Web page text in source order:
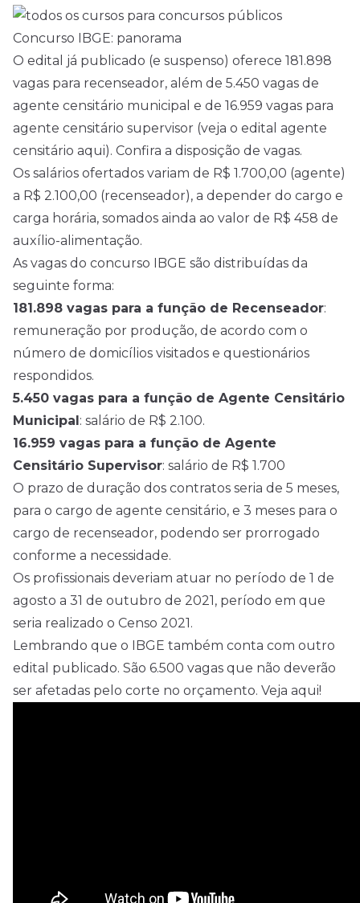
Concurso IBGE: panorama
O edital já publicado (e suspenso) oferece 181.898
vagas para recenseador, além de 5.450 vagas de
agente censitário municipal e de 16.959 vagas para
agente censitário supervisor (veja o edital agente
censitário aqui). Confira a disposição de vagas.
Os salários ofertados variam de R$ 1.700,00 (agente)
a R$ 2.100,00 (recenseador), a depender do cargo e
carga horária, somados ainda ao valor de R$ 458 de
auxílio-alimentação.
As vagas do concurso IBGE são distribuídas da
seguinte forma:
181.898 vagas para a função de Recenseador:
remuneração por produção, de acordo com o
número de domicílios visitados e questionários
respondidos.
5.450 vagas para a função de Agente Censitário
Municipal: salário de R$ 2.100.
16.959 vagas para a função de Agente
Censitário Supervisor: salário de R$ 1.700
O prazo de duração dos contratos seria de 5 meses,
para o cargo de agente censitário, e 3 meses para o
cargo de recenseador, podendo ser prorrogado
conforme a necessidade.
Os profissionais deveriam atuar no período de 1 de
agosto a 31 de outubro de 2021, período em que
seria realizado o Censo 2021.
Lembrando que o IBGE também conta com outro
edital publicado. São 6.500 vagas que não deverão
ser afetadas pelo corte no orçamento. Veja aqui!